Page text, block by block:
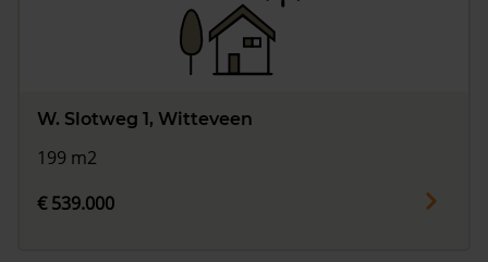
W. Slotweg 1, Witteveen
199 m2
€ 539.000